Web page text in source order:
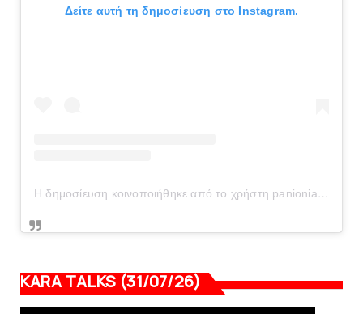
Δείτε αυτή τη δημοσίευση στο Instagram.
Η δημοσίευση κοινοποιήθηκε από το χρήστη panionianea.gr (@panionianea.gr)
KARA TALKS (31/07/26)